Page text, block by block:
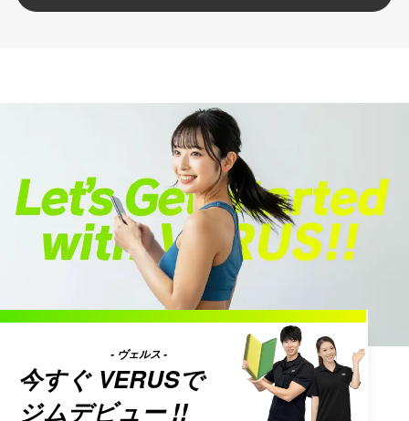
今すぐ VERUS
- ヴェルス -
で
ジムデビュー !!